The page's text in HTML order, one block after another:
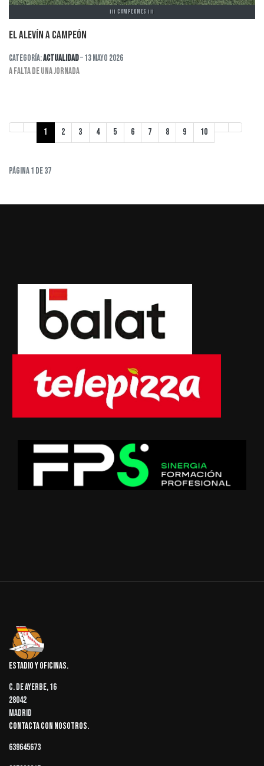
¡¡¡ CAMPEONES ¡¡¡
EL ALEVÍN A CAMPEÓN
Categoría:Actualidad 13 Mayo 2026
A FALTA DE UNA JORNADA
1 2 3 4 5 6 7 8 9 10
Página 1 de 37
Estadio y oficinas
C. de Ayerbe, 16
28042
Madrid
Contacta con nosotros
639645673